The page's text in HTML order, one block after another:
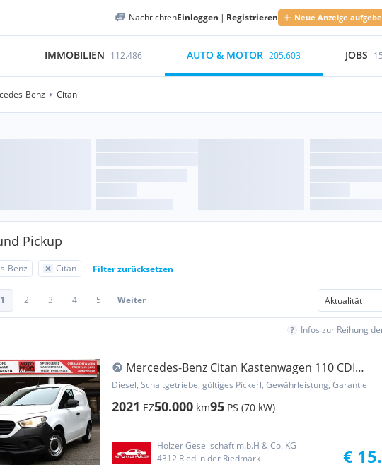
NachrichtenEinloggen | Registrieren Neue Anzeige
IMMOBILIEN 112.486 AUTO & MOTOR 205.603 JOBS
Benz Citan
Pickup
Benz Citan Filter zurücksetzen
1 2 3 4 5 Weiter
Infos zur Reihung
Mercedes-Benz Citan Kastenwagen 110 CDI
Base *Servicegepflegt... Transporter /
Kastenwagen
Diesel, Schaltgetriebe, gültiges Pickerl, Gewährleistung, Garantie
2021 EZ50.000 km95 PS (70 kW)
Holzer Gesellschaft m.b.H & Co. KG
4312 Ried in der Riedmark
€